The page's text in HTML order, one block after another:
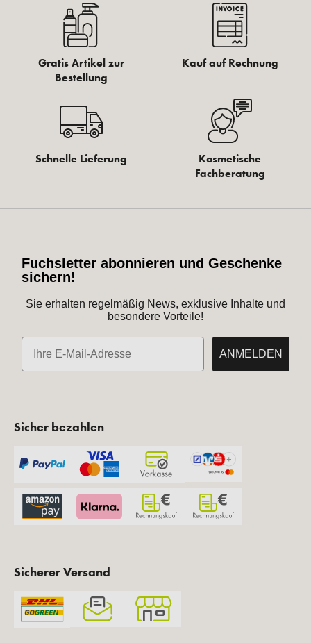
Gratis Artikel zur
Bestellung
Kauf auf Rechnung
Schnelle Lieferung
Kosmetische
Fachberatung
Fuchsletter abonnieren und Geschenke
sichern!
Sie erhalten regelmäßig News, exklusive Inhalte und
besondere Vorteile!
E-Mail
ANMELDEN
Sicher bezahlen
Sicherer Versand